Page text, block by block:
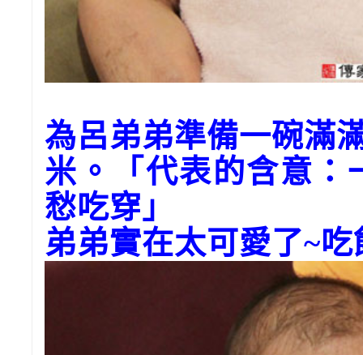
為呂弟弟準備一碗滿
米。「代表的含意：
愁吃穿」
弟弟實在太可愛了~